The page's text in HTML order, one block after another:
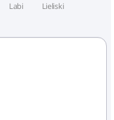
Labi Lieliski